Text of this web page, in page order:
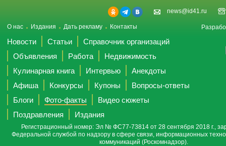
news@id41.ru
О нас Издания Дать рекламу Контакты
Новости Статьи
Справочник организаций
Объявления
Работа
Недвижимость
Кулинарная книга
Интервью
Анекдоты
Афиша
Конкурсы Купоны
Вопросы-ответы
Блоги
Фото-факты
Видео сюжеты
Поздравления
Издания
Регистрационный номер: Эл № ФС77-73814 от 28 сентября 2018 г.,
Федеральной службой по надзору в сфере связи, информационных
коммуникаций (Роскомнадзор).